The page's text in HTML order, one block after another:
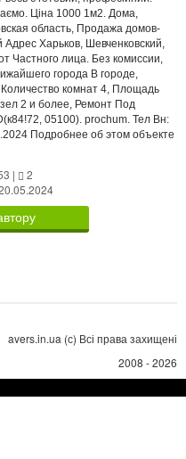
Ціна 1000 1м2. Дома,
область, Продажа домов-
Харьков, Шевченковский,
Частного лица. Без комиссии,
города В городе,
комнат 4, Площадь
2 и более, Ремонт Под
05100). prochum. Тел Вн:
Подробнее об этом объекте
|
2
avers.in.ua (с) Всі права захищені
2008 - 2026